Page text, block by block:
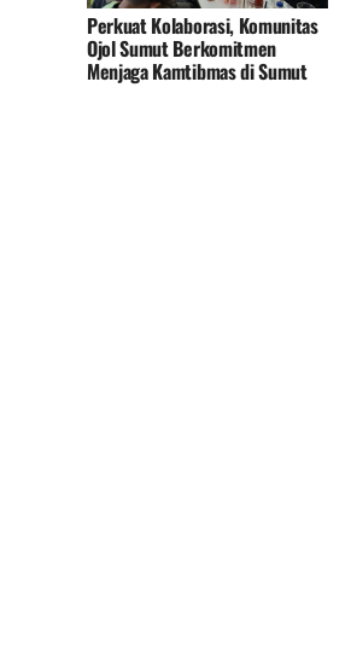
Perkuat Kolaborasi, Komunitas
Ojol Sumut Berkomitmen
Menjaga Kamtibmas di Sumut